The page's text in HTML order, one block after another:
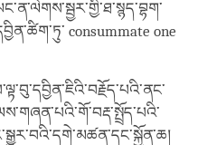
consummate one